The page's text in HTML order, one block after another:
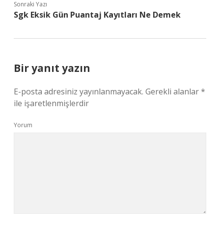
Sonraki Yazı
Sgk Eksik Gün Puantaj Kayıtları Ne Demek
Bir yanıt yazın
E-posta adresiniz yayınlanmayacak. Gerekli alanlar*
ile işaretlenmişlerdir
Yorum